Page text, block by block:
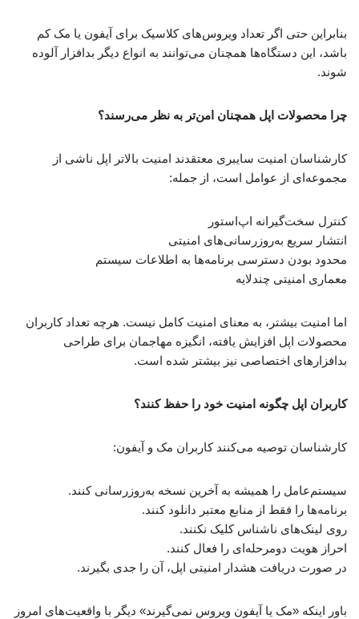
بنابراین حتی اگر تعداد ویروس‌های کلاسیک برای آیفون یا مک کم
باشد، این دستگاه‌ها همچنان می‌توانند به انواع دیگر بدافزار آلوده
شوند.
چرا محصولات اپل همچنان امن‌تر به نظر می‌رسند؟
کارشناسان امنیت سایبری معتقدند امنیت بالاتر اپل ناشی از
مجموعه‌ای از عوامل است، از جمله:
کنترل سخت‌گیرانه اپ‌استور
انتشار سریع به‌روزرسانی‌های امنیتی
محدود بودن دسترسی برنامه‌ها به اطلاعات سیستم
معماری امنیتی چندلایه
اما امنیت بیشتر، به معنای امنیت کامل نیست. هرچه تعداد کاربران
محصولات اپل افزایش یافته، انگیزه مهاجمان برای طراحی
بدافزارهای اختصاصی نیز بیشتر شده است.
کاربران اپل چگونه امنیت خود را حفظ کنند؟
کارشناسان توصیه می‌کنند کاربران مک و آیفون:
سیستم‌عامل را همیشه به آخرین نسخه به‌روزرسانی کنند.
برنامه‌ها را فقط از منابع معتبر دانلود کنند.
روی لینک‌های ناشناس کلیک نکنند.
احراز هویت دومرحله‌ای را فعال کنند.
در صورت دریافت هشدار امنیتی اپل، آن را جدی بگیرند.
باور اینکه «مک یا آیفون ویروس نمی‌گیرند» دیگر با واقعیت‌های امروز